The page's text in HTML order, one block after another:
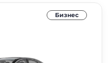
Бизнес